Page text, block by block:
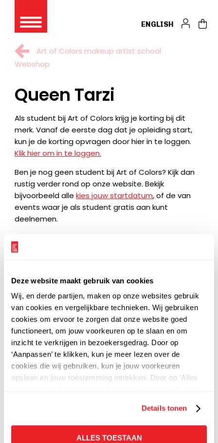
Deze website maakt gebruik van cookies
Wij, en derde partijen, maken op onze websites gebruik
van cookies en vergelijkbare technieken. Wij gebruiken
cookies om ervoor te zorgen dat onze website goed
functioneert, om jouw voorkeuren op te slaan en om
inzicht te verkrijgen in bezoekersgedrag. Door op
‘Aanpassen’ te klikken, kun je meer lezen over de
cookies die wij gebruiken, kun je jouw voorkeuren
opslaan en jouw toestemming intrekken. Door op ‘Alles
Details tonen
ALLES TOESTAAN
ENGLISH
Art of Colors makeup artist school
Webshop
Queen Tarzi
Als student bij Art of Colors krijg je korting bij dit
merk. Vanaf de eerste dag dat je opleiding start,
kun je de korting opvragen door hier in te loggen.
Klik hier om in te loggen.
Ben je nog geen student bij Art of Colors? Kijk dan
rustig verder rond op onze website. Bekijk
bijvoorbeeld alle kies jouw startdatum, of de van
events waar je als student gratis aan kunt
deelnemen.